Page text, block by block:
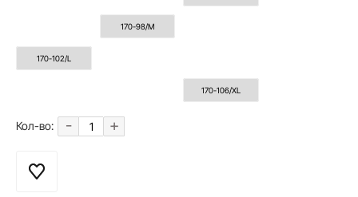
170-98/M
170-102/L
170-106/XL
Кол-во: - +